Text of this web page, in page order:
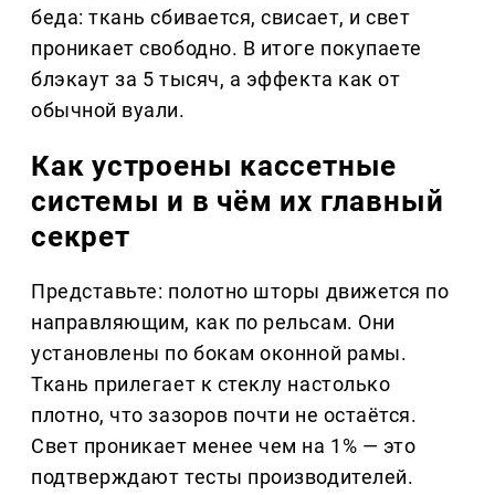
беда: ткань сбивается, свисает, и свет
проникает свободно. В итоге покупаете
блэкаут за 5 тысяч, а эффекта как от
обычной вуали.
Как устроены кассетные
системы и в чём их главный
секрет
Представьте: полотно шторы движется по
направляющим, как по рельсам. Они
установлены по бокам оконной рамы.
Ткань прилегает к стеклу настолько
плотно, что зазоров почти не остаётся.
Свет проникает менее чем на 1% — это
подтверждают тесты производителей.